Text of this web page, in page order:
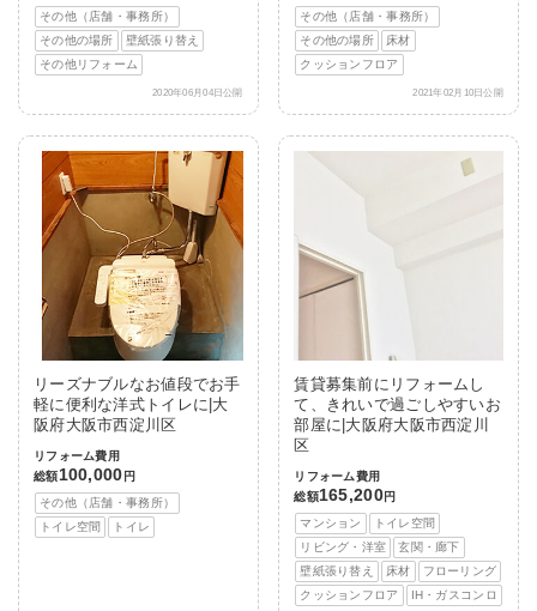
その他（店舗・事務所）
その他の場所
壁紙張り替え
その他リフォーム
2020年06月04日公開
その他（店舗・事務所）
その他の場所
床材
クッションフロア
2021年02月10日公開
リーズナブルなお値段でお手
軽に便利な洋式トイレに|大
阪府大阪市西淀川区
リフォーム費用
総額100,000 円
その他（店舗・事務所）
トイレ空間
トイレ
賃貸募集前にリフォームし
て、きれいで過ごしやすいお
部屋に|大阪府大阪市西淀川
区
リフォーム費用
総額165,200円
マンション
トイレ空間
リビング・洋室
玄関・廊下
壁紙張り替え
床材
フローリング
クッションフロア
IH・ガスコンロ